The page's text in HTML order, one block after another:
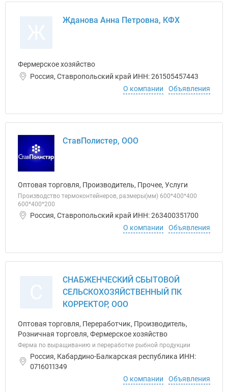
Жданова Анна Петровна, КФХ
Фермерское хозяйство
Россия, Ставропольский край ИНН: 261505457443
О компании
Объявления
СтавПолистер, ООО
Оптовая торговля, Производитель, Прочее, Услуги
Производство термоконтейнеров, размеры(мм) 600*400*400
600*400*200
Россия, Ставропольский край ИНН: 263400351700
О компании
Объявления
СНАБЖЕНЧЕСКИЙ СБЫТОВОЙ
СЕЛЬСКОХОЗЯЙСТВЕННЫЙ ПК
КОРРЕКТОР, ООО
Оптовая торговля, Переработчик, Производитель,
Розничная торговля, Фермерское хозяйство
Ферма по выращиванию и переработке рыбной продукции
Россия, Кабардино-Балкарская республика ИНН:
0716011349
О компании
Объявления